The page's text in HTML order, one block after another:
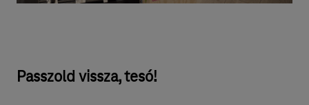
Passzold vissza, tesó!